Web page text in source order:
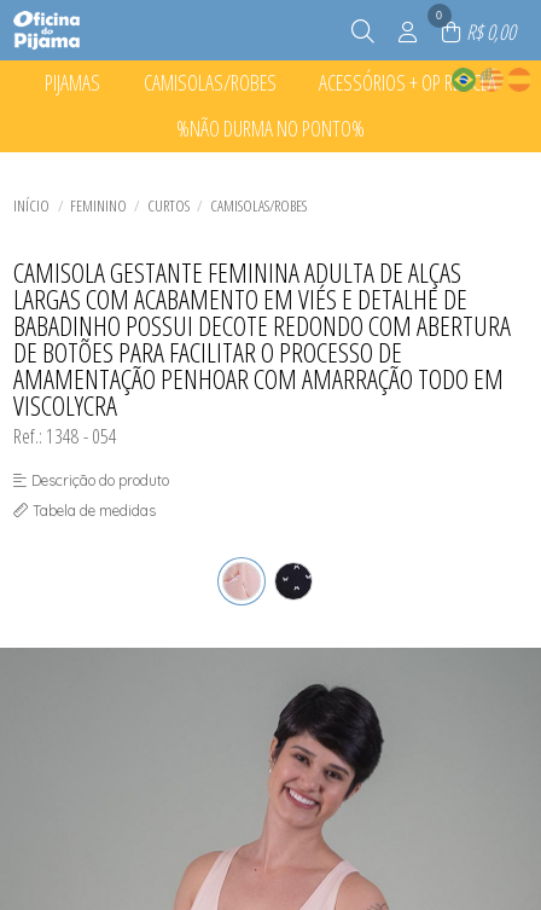
0
R$ 0,00
PIJAMAS
INFANTIL CURTO
CAMISOLAS/ROBES
TODOS DE CAMISOLAS/ROBES
CURTOS
ACESSÓRIOS + OP RECICLA
TODOS DE ACESSÓRIOS + OP RECICLA
CALCINHA INFANTIL
%NÃO DURMA NO PONTO%
TODOS DE %NÃO DURMA NO PONTO%
INFANTIL CURTO
INÍCIO FEMININO CURTOS CAMISOLAS/ROBES
CAMISOLA GESTANTE FEMININA ADULTA DE ALÇAS
LARGAS COM ACABAMENTO EM VIÉS E DETALHE DE
BABADINHO POSSUI DECOTE REDONDO COM ABERTURA
DE BOTÕES PARA FACILITAR O PROCESSO DE
AMAMENTAÇÃO PENHOAR COM AMARRAÇÃO TODO EM
VISCOLYCRA
Ref.: 1348 - 054
Descrição do produto
Tabela de medidas